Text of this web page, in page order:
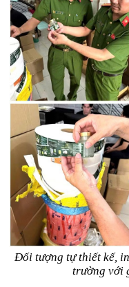
Đối tượng tự thiết kế,
trường với